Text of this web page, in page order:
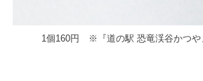
1個160円 ※『道の駅 恐竜渓谷かつや